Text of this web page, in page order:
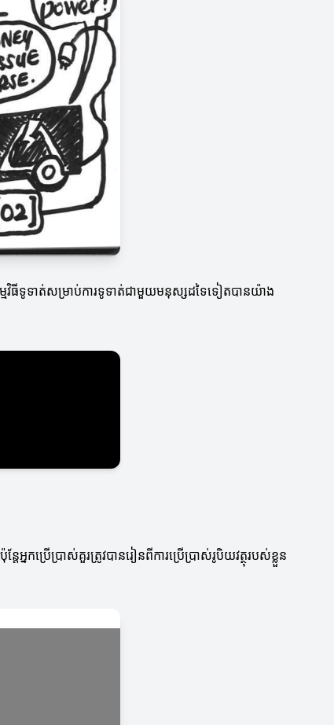
មវិធីទូទាត់សម្រាប់ការទូទាត់ជាមួយមនុស្សដទៃទៀតបានយ៉ាង
រើប្រាស់គួរត្រូវបានរៀនពីការប្រើប្រាស់រូបិយវត្ថុរបស់ខ្លួន